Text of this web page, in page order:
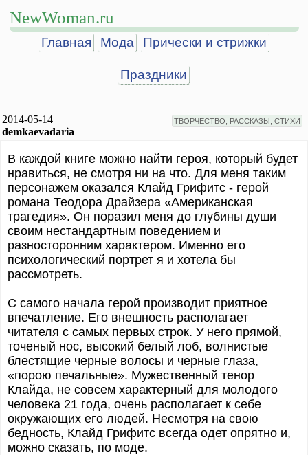
NewWoman.ru
Главная Мода Прически и стрижки
Праздники
2014-05-14
demkaevadaria
ТВОРЧЕСТВО, РАССКАЗЫ, СТИХИ
В каждой книге можно найти героя, который будет
нравиться, не смотря ни на что. Для меня таким
персонажем оказался Клайд Грифитс - герой
романа Теодора Драйзера «Американская
трагедия». Он поразил меня до глубины души
своим нестандартным поведением и
разносторонним характером. Именно его
психологический портрет я и хотела бы
рассмотреть.
С самого начала герой производит приятное
впечатление. Его внешность располагает
читателя с самых первых строк. У него прямой,
точеный нос, высокий белый лоб, волнистые
блестящие черные волосы и черные глаза,
«порою печальные». Мужественный тенор
Клайда, не совсем характерный для молодого
человека 21 года, очень располагает к себе
окружающих его людей. Несмотря на свою
бедность, Клайд Грифитс всегда одет опрятно и,
можно сказать, по моде.